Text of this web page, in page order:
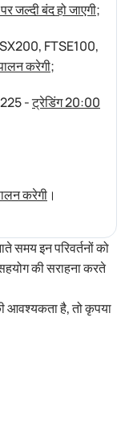
जल्दी बंद हो जाएगी;
FTSE100,
करेगी;
-ट्रेडिंग 20:00
करेगी ।
समय इन परिवर्तनों को
की सराहना करते
आवश्यकता है, तो कृपया